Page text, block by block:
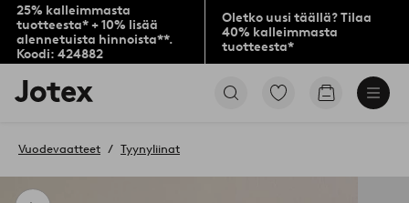
25% kalleimmasta
tuotteesta* + 10% lisää
alennetuista hinnoista**.
Koodi: 424882
Oletko uusi täällä? Tilaa
40% kalleimmasta
tuotteesta*
Jotex-
logo
aloitussivulle
Siirry
Siirry
Vuodevaatteet Tyynyliinat